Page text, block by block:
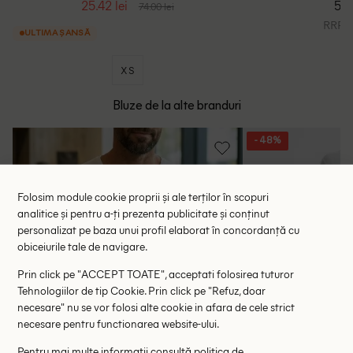
25.42 lei 74.00 lei
ULTIMA ȘANSĂ
XS
RRP:
Bluze de la alte branduri
- 48%
Folosim module cookie proprii și ale terților în scopuri
analitice și pentru a-ți prezenta publicitate și conținut
personalizat pe baza unui profil elaborat în concordanță cu
obiceiurile tale de navigare.
Prin click pe "ACCEPT TOATE", acceptati folosirea tuturor
Tehnologiilor de tip Cookie. Prin click pe "Refuz, doar
necesare" nu se vor folosi alte cookie in afara de cele strict
necesare pentru functionarea website-ului.